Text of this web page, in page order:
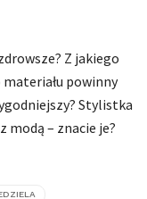
Z jakiego
powinny
Stylistka
modą – znacie je?